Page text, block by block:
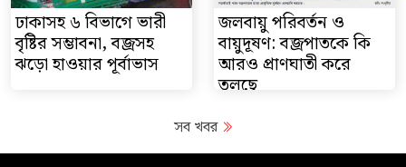
ঢাকাসহ ৬ বিভাগে ভারী
বৃষ্টির সম্ভাবনা, বজ্রসহ
ঝড়ো হাওয়ার পূর্বাভাস
জলবায়ু পরিবর্তন ও
বায়ুদূষণ: বজ্রপাতকে কি
আরও প্রাণঘাতী করে
তুলছে
সব খবর